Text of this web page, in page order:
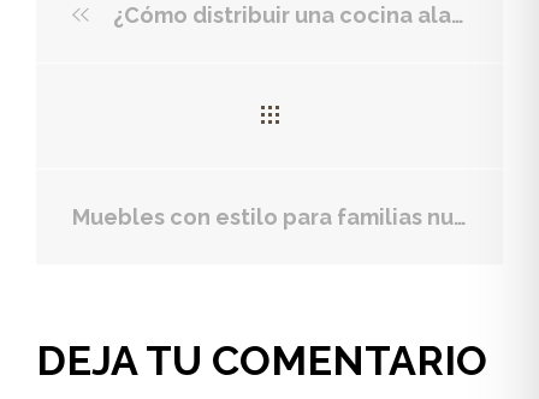
¿Cómo distribuir una cocina alargada?
Muebles con estilo para familias numerosas: cómo aprovechar al máximo tu hogar
DEJA TU COMENTARIO